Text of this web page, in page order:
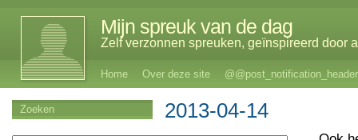
Mijn spreuk van de dag
Zelf verzonnen spreuken, geïnspireerd door
Home Over deze site @@post_notification_header
2013-04-14
Zoeken